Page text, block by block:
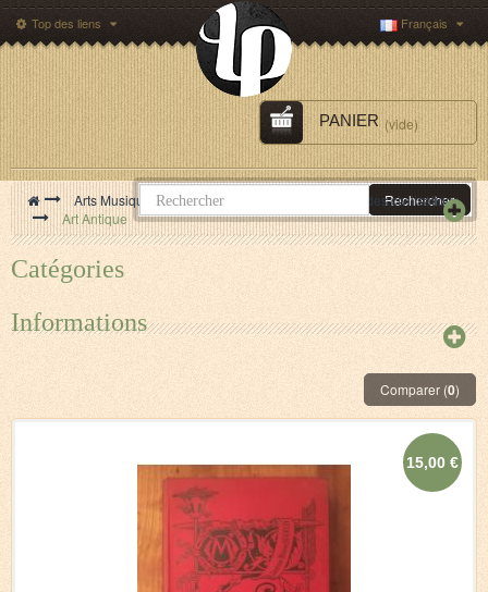
Français
Top des liens
Rechercher
PANIER (vide)
> Arts Musique Cinéma >
Art des grandes civilisations
>
Art Antique
Catégories
Informations
Comparer (0)
15,00 €